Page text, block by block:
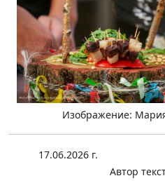
Изображение:
17.06.2026 г.
Автор